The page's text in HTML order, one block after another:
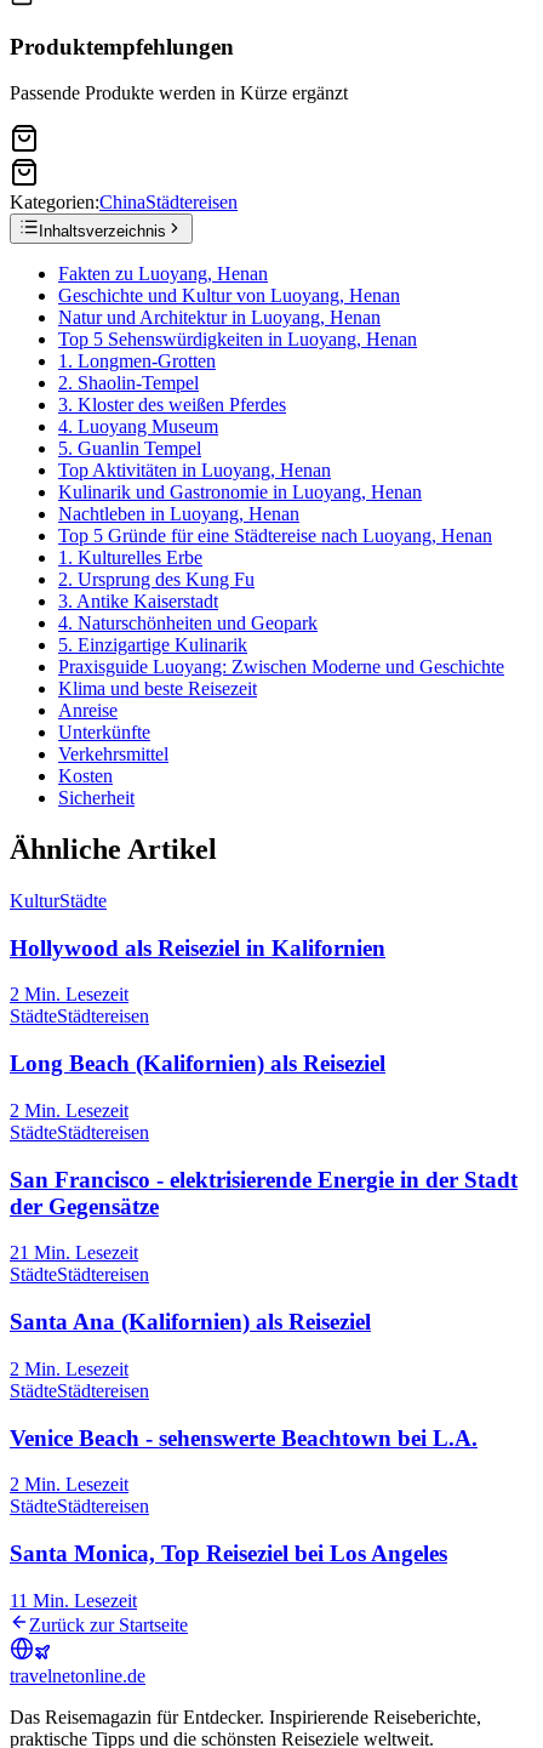
Produktempfehlungen
Passende Produkte werden in Kürze ergänzt
Kategorien:ChinaStädtereisen
Inhaltsverzeichnis
Fakten zu Luoyang, Henan
Geschichte und Kultur von Luoyang, Henan
Natur und Architektur in Luoyang, Henan
Top 5 Sehenswürdigkeiten in Luoyang, Henan
1. Longmen-Grotten
2. Shaolin-Tempel
3. Kloster des weißen Pferdes
4. Luoyang Museum
5. Guanlin Tempel
Top Aktivitäten in Luoyang, Henan
Kulinarik und Gastronomie in Luoyang, Henan
Nachtleben in Luoyang, Henan
Top 5 Gründe für eine Städtereise nach Luoyang, Henan
1. Kulturelles Erbe
2. Ursprung des Kung Fu
3. Antike Kaiserstadt
4. Naturschönheiten und Geopark
5. Einzigartige Kulinarik
Praxisguide Luoyang: Zwischen Moderne und Geschichte
Klima und beste Reisezeit
Anreise
Unterkünfte
Verkehrsmittel
Kosten
Sicherheit
Ähnliche Artikel
KulturStädte
Hollywood als Reiseziel in Kalifornien
2 Min. Lesezeit
StädteStädtereisen
Long Beach (Kalifornien) als Reiseziel
2 Min. Lesezeit
StädteStädtereisen
San Francisco - elektrisierende Energie in der Stadt
der Gegensätze
21 Min. Lesezeit
StädteStädtereisen
Santa Ana (Kalifornien) als Reiseziel
2 Min. Lesezeit
StädteStädtereisen
Venice Beach - sehenswerte Beachtown bei L.A.
2 Min. Lesezeit
StädteStädtereisen
Santa Monica, Top Reiseziel bei Los Angeles
11 Min. Lesezeit
Zurück zur Startseite
travelnetonline.de
Das Reisemagazin für Entdecker. Inspirierende Reiseberichte,
praktische Tipps und die schönsten Reiseziele weltweit.